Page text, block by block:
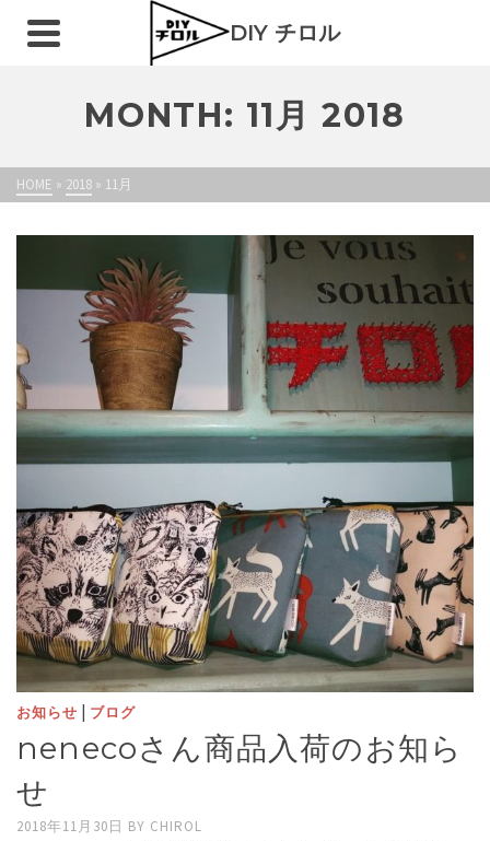
DIY チロル
MONTH: 11月 2018
HOME » 2018 » 11月
お知らせ | ブログ
nenecoさん商品入荷のお知ら
せ
2018年11月30日 BY CHIROL